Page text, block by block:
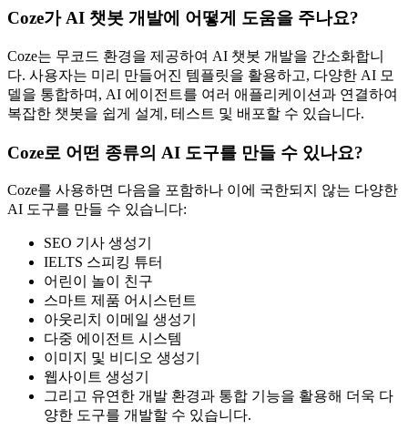
Coze가 AI 챗봇 개발에 어떻게 도움을 주나요?
Coze는 무코드 환경을 제공하여 AI 챗봇 개발을 간소화합니
다. 사용자는 미리 만들어진 템플릿을 활용하고, 다양한 AI 모
델을 통합하며, AI 에이전트를 여러 애플리케이션과 연결하여
복잡한 챗봇을 쉽게 설계, 테스트 및 배포할 수 있습니다.
Coze로 어떤 종류의 AI 도구를 만들 수 있나요?
Coze를 사용하면 다음을 포함하나 이에 국한되지 않는 다양한
AI 도구를 만들 수 있습니다:
SEO 기사 생성기
IELTS 스피킹 튜터
어린이 놀이 친구
스마트 제품 어시스턴트
아웃리치 이메일 생성기
다중 에이전트 시스템
이미지 및 비디오 생성기
웹사이트 생성기
그리고 유연한 개발 환경과 통합 기능을 활용해 더욱 다
양한 도구를 개발할 수 있습니다.